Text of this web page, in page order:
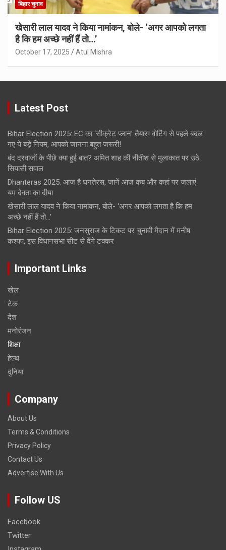
बिहार चुनाव
खेसारी लाल यादव ने किया नामांकन, बोले- ‘अगर आपको लगता
है कि हम अच्छे नहीं हैं तो…’
October 17, 2025 Atul Mishra
Latest Post
Bihar Election 2025: EC का ‘सीक्रेट प्लान’ तैयार! वोटिंग से पहले बदल
गए ये बड़े नियम, आपको जानना बहुत जरूरी!
बंद दरवाजों के पीछे क्या हुई बात? अमित शाह की नीतीश से मुलाकात पर उठे
सियासी सवाल
Dhanteras 2025: आज है धनतेरस, जानें आज कब और कहां पर जलाएं
यम देवता का दीया
खेसारी लाल यादव ने किया नामांकन, बोले- ‘अगर आपको लगता है कि हम
अच्छे नहीं हैं तो…’
Bihar Election 2025: जनसुराज के टिकट पर चुनावी मैदान में मनीष
कश्यप, इस विधानसभा सीट से देंगे टक्कर
Important Links
खेल
टेक
देश
मनोरंजन
शिक्षा
हेल्‍थ
दुनिया
Company
About Us
Terms & Conditions
Privacy Policy
Contact Us
Advertise With Us
Follow US
Facebook
Twitter